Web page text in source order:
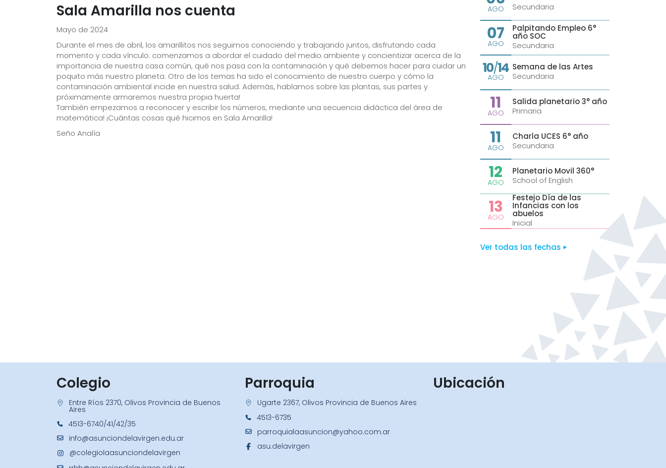
Sala Amarilla nos cuenta
Mayo de 2024
Durante el mes de abril, los amarillitos nos seguimos conociendo y trabajando juntos, disfrutando cada
momento y cada vínculo: comenzamos a abordar el cuidado del medio ambiente y concientizar acerca de la
importancia de nuestra casa común, qué nos pasa con la contaminación y qué debemos hacer para cuidar un
poquito más nuestro planeta. Otro de los temas ha sido el conocimiento de nuestro cuerpo y cómo la
contaminación ambiental incide en nuestra salud. Además, hablamos sobre las plantas, sus partes y
próximamente armaremos nuestra propia huerta!
También empezamos a reconocer y escribir los números, mediante una secuencia didáctica del área de
matemática! ¡Cuántas cosas qué hicimos en Sala Amarilla!
Seño Analía
AGO
Secundaria
07
AGO
Palpitando Empleo 6°
año SOC
Secundaria
10/14
AGO
Semana de las Artes
Secundaria
11
AGO
Salida planetario 3° año
Primaria
11
AGO
Charla UCES 6° año
Secundaria
12
AGO
Planetario Movil 360°
School of English
13
AGO
Festejo Día de las
Infancias con los
abuelos
Inicial
Ver todas las fechas
Colegio
Entre Ríos 2370, Olivos Provincia de Buenos
Aires
4513-6740/41/42/35
info@asunciondelavirgen.edu.ar
@colegiolaasunciondelavirgen
Parroquia
Ugarte 2367, Olivos Provincia de Buenos Aires
4513-6735
parroquialaasuncion@yahoo.com.ar
asu.delavirgen
Ubicación